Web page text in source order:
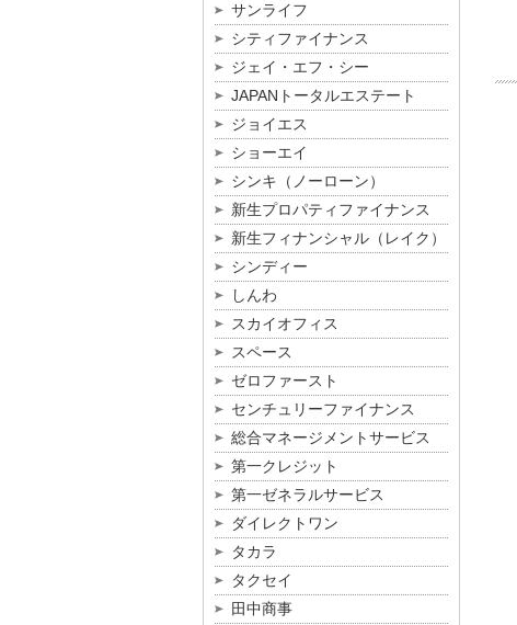
サンライフ
シティファイナンス
ジェイ・エフ・シー
JAPANトータルエステート
ジョイエス
ショーエイ
シンキ（ノーローン）
新生プロパティファイナンス
新生フィナンシャル（レイク）
シンディー
しんわ
スカイオフィス
スペース
ゼロファースト
センチュリーファイナンス
総合マネージメントサービス
第一クレジット
第一ゼネラルサービス
ダイレクトワン
タカラ
タクセイ
田中商事